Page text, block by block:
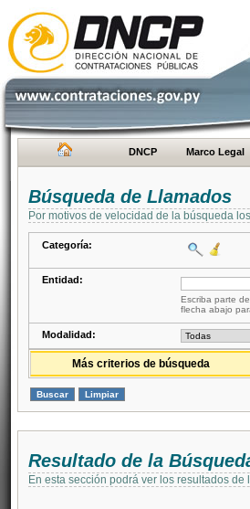
DNCP Marco Legal
Búsqueda de Llamados
Por motivos de velocidad de la búsqueda
Categoría:
Entidad:
Escriba parte
flecha abajo
Modalidad:
Más criterios de búsqueda
Resultado de la
En esta sección podrá ver los resultados